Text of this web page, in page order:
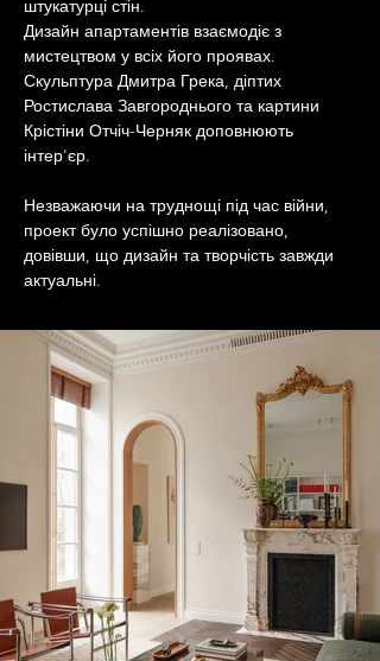
штукатурці стін.
Дизайн апартаментів взаємодіє з
мистецтвом у всіх його проявах.
Скульптура Дмитра Грека, діптих
Ростислава Завгороднього та картини
Крістіни Отчіч-Черняк доповнюють
інтер'єр.
Незважаючи на труднощі під час війни,
проект було успішно реалізовано,
довівши, що дизайн та творчість завжди
актуальні.